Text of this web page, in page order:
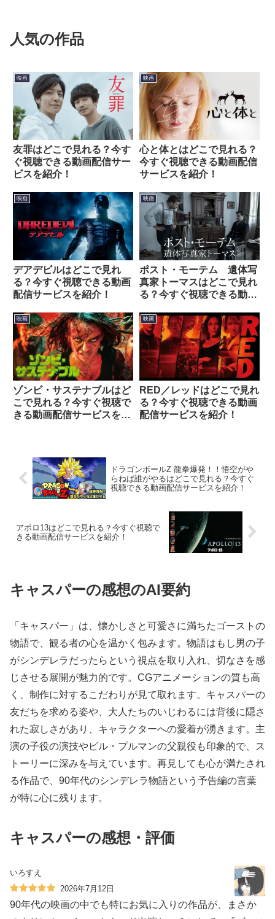
人気の作品
映画
友罪はどこで見れる？今す
ぐ視聴できる動画配信サー
ビスを紹介！
映画
心と体とはどこで見れる？
今すぐ視聴できる動画配信
サービスを紹介！
映画
デアデビルはどこで見れ
る？今すぐ視聴できる動画
配信サービスを紹介！
映画
ポスト・モーテム 遺体写
真家トーマスはどこで見れ
る？今すぐ視聴できる動画
映画
ゾンビ・サステナブルはど
こで見れる？今すぐ視聴で
きる動画配信サービスを紹
映画
RED／レッドはどこで見れ
る？今すぐ視聴できる動画
配信サービスを紹介！
ドラゴンボールZ 龍拳爆発！！悟空がや
らねば誰がやるはどこで見れる？今すぐ
視聴できる動画配信サービスを紹介！
アポロ13はどこで見れる？今すぐ視聴で
きる動画配信サービスを紹介！
キャスパーの感想のAI要約
「キャスパー」は、懐かしさと可愛さに満ちたゴーストの
物語で、観る者の心を温かく包みます。物語はもし男の子
がシンデレラだったらという視点を取り入れ、切なさを感
じさせる展開が魅力的です。CGアニメーションの質も高
く、制作に対するこだわりが見て取れます。キャスパーの
友だちを求める姿や、大人たちのいじわるには背後に隠さ
れた寂しさがあり、キャラクターへの愛着が湧きます。主
演の子役の演技やビル・プルマンの父親役も印象的で、ス
トーリーに深みを与えています。再見しても心が満たされ
る作品で、90年代のシンデレラ物語という予告編の言葉
が特に心に残ります。
キャスパーの感想・評価
いろすえ
2026年7月12日
90年代の映画の中でも特にお気に入りの作品が、まさか